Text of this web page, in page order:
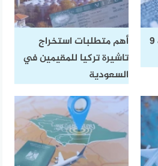
نسبة قبول فيزا فرنسا و 9
أهم متطلبات استخراج
تاشيرة تركيا للمقيمين في
السعودية